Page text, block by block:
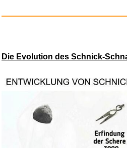
Die Evolution des Schnick-